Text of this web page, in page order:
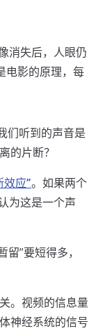
消失后，人眼仍
电影的原理，每
们听到的声音是
的片断？
效应”。如果两个
为这是一个声
”要短得多，
。视频的信息量
神经系统的信号